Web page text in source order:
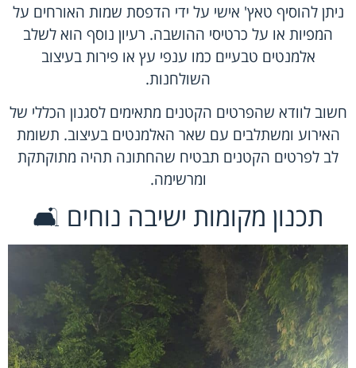
ניתן להוסיף טאץ' אישי על ידי הדפסת שמות האורחים על
המפיות או על כרטיסי ההושבה. רעיון נוסף הוא לשלב
אלמנטים טבעיים כמו ענפי עץ או פירות בעיצוב
השולחנות.
חשוב לוודא שהפרטים הקטנים מתאימים לסגנון הכללי של
האירוע ומשתלבים עם שאר האלמנטים בעיצוב. תשומת
לב לפרטים הקטנים תבטיח שהחתונה תהיה מתוקתקת
ומרשימה.
תכנון מקומות ישיבה נוחים 🛋️